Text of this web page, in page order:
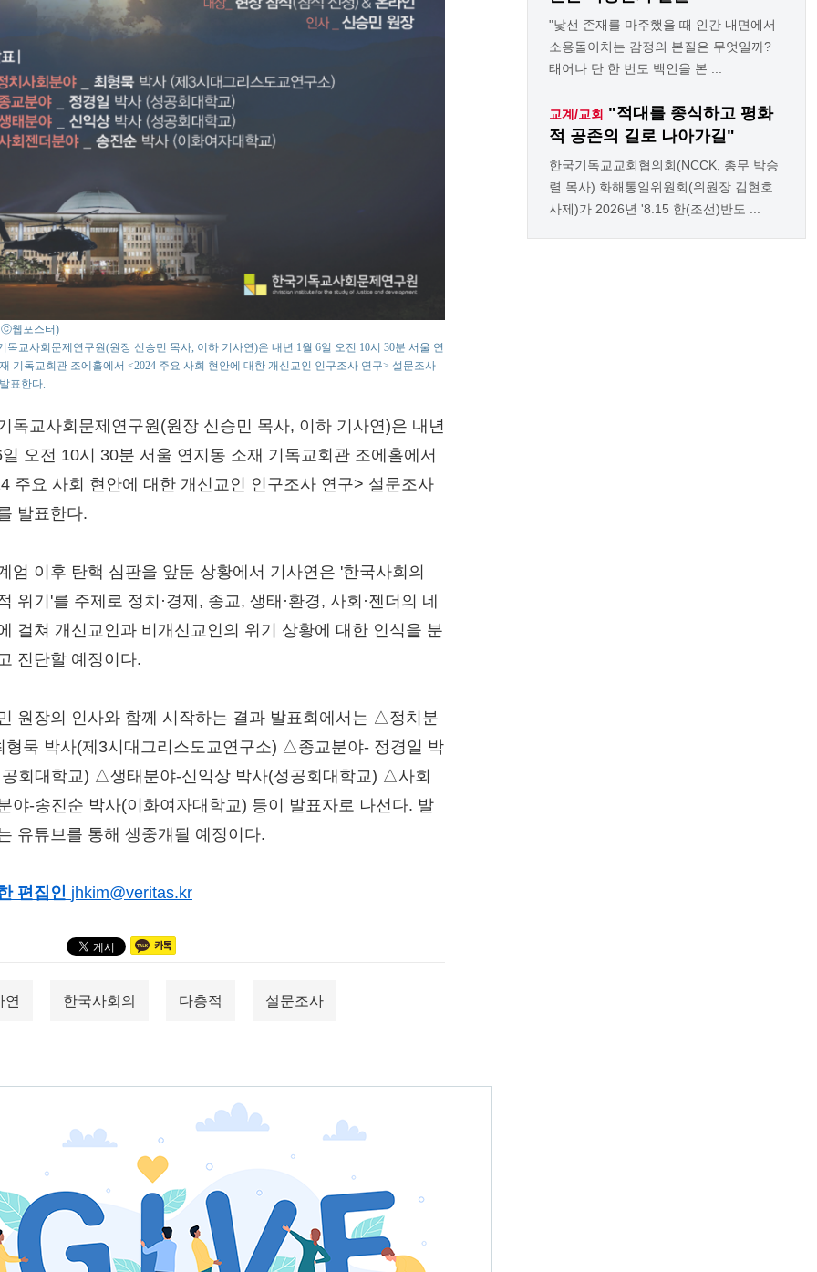
ⓒ웹포스터)
독교사회문제연구원(원장 신승민 목사, 이하 기사연)은 내년 1월 6일 오전 10시 30분 서울 연
기독교회관 조에홀에서 <2024 주요 사회 현안에 대한 개신교인 인구조사 연구> 설문조사
표한다.
독교사회문제연구원(원장 신승민 목사, 이하 기사연)은 내년
오전 10시 30분 서울 연지동 소재 기독교회관 조에홀에서
주요 사회 현안에 대한 개신교인 인구조사 연구> 설문조사
발표한다.
엄 이후 탄핵 심판을 앞둔 상황에서 기사연은 '한국사회의
위기'를 주제로 정치·경제, 종교, 생태·환경, 사회·젠더의 네
걸쳐 개신교인과 비개신교인의 위기 상황에 대한 인식을 분
진단할 예정이다.
원장의 인사와 함께 시작하는 결과 발표회에서는 △정치분
형묵 박사(제3시대그리스도교연구소) △종교분야- 정경일 박
회대학교) △생태분야-신익상 박사(성공회대학교) △사회
야-송진순 박사(이화여자대학교) 등이 발표자로 나선다. 발
유튜브를 통해 생중걔될 예정이다.
편집인 jhkim@veritas.kr
연 한국사회의 다층적 설문조사
"낯선 존재를 마주했을 때 인간 내면에서
소용돌이치는 감정의 본질은 무엇일까?
태어나 단 한 번도 백인을 본 ...
교계/교회 "적대를 종식하고 평화
적 공존의 길로 나아가길"
한국기독교교회협의회(NCCK, 총무 박승
렬 목사) 화해통일위원회(위원장 김현호
사제)가 2026년 '8.15 한(조선)반도 ...